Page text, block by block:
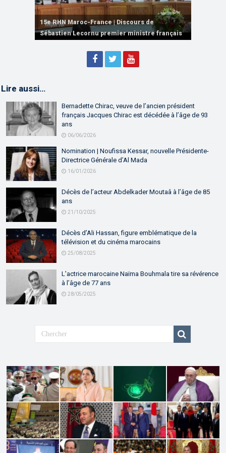
15e RHN Maroc-France | Signature de
plusieurs accords de coopération et de
partenariat
15e RHN Maroc-France | Discours de
Sébastien Lecornu premier ministre français
15e Réunion de Haut Niveau Maroc-France |
Discours de M. Aziz Akhannouch
Lire aussi…
Bernadette Chirac, veuve de l’ancien président
français Jacques Chirac est décédée à l’âge de 93
ans
06/06/2026
Nomination | Noufissa Kessar, nouvelle Présidente-
Directrice Générale d’Al Mada
16/01/2026
Décès de l’acteur Abdelkader Moutaâ à l’âge de 85
ans
21/10/2025
Décès d’Ali Hassan, figure emblématique de la
télévision et du cinéma marocains
25/08/2025
L’actrice marocaine Naïma Bouhmala tire sa révérence
à l’âge de 77 ans
28/05/2025